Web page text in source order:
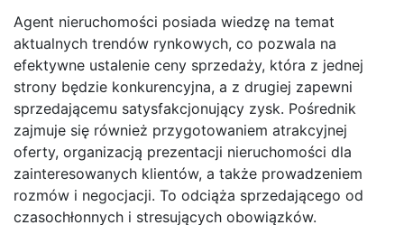
Agent nieruchomości posiada wiedzę na temat
aktualnych trendów rynkowych, co pozwala na
efektywne ustalenie ceny sprzedaży, która z jednej
strony będzie konkurencyjna, a z drugiej zapewni
sprzedającemu satysfakcjonujący zysk. Pośrednik
zajmuje się również przygotowaniem atrakcyjnej
oferty, organizacją prezentacji nieruchomości dla
zainteresowanych klientów, a także prowadzeniem
rozmów i negocjacji. To odciąża sprzedającego od
czasochłonnych i stresujących obowiązków.